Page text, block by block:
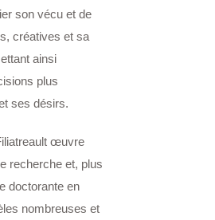
son vécu et de
créatives et sa
ainsi
plus
ses désirs.
œuvre
recherche et, plus
doctorante en
nombreuses et